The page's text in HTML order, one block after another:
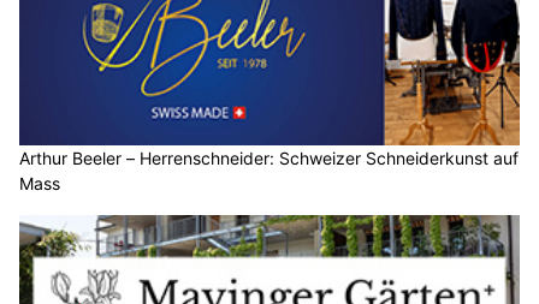
Arthur Beeler – Herrenschneider: Schweizer Schneiderkunst auf
Mass